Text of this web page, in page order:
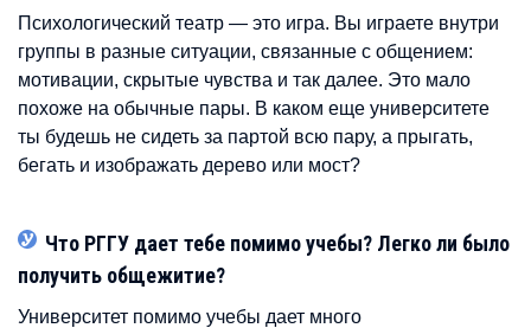
Психологический театр — это игра. Вы играете внутри
группы в разные ситуации, связанные с общением:
мотивации, скрытые чувства и так далее. Это мало
похоже на обычные пары. В каком еще университете
ты будешь не сидеть за партой всю пару, а прыгать,
бегать и изображать дерево или мост?
Что РГГУ дает тебе помимо учебы? Легко ли было
получить общежитие?
Университет помимо учебы дает много